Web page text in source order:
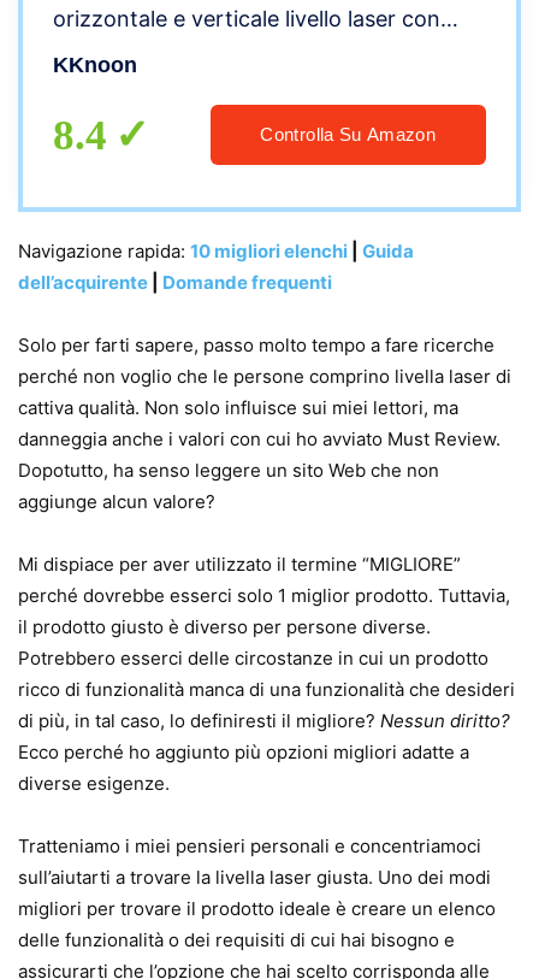
orizzontale e verticale livello laser con
base rotante, telecomando, 2 * batterie
KKnoon
8.4 Controlla Su Amazon
Navigazione rapida: 10 migliori elenchi
Guida
dell’acquirente
Domande frequenti
Solo per farti sapere, passo molto tempo a fare ricerche
perché non voglio che le persone comprino livella laser di
cattiva qualità. Non solo influisce sui miei lettori, ma
danneggia anche i valori con cui ho avviato Must Review.
Dopotutto, ha senso leggere un sito Web che non
aggiunge alcun valore?
Mi dispiace per aver utilizzato il termine “MIGLIORE”
perché dovrebbe esserci solo 1 miglior prodotto. Tuttavia,
il prodotto giusto è diverso per persone diverse.
Potrebbero esserci delle circostanze in cui un prodotto
ricco di funzionalità manca di una funzionalità che desideri
di più, in tal caso, lo definiresti il ​​migliore? Nessun diritto?
Ecco perché ho aggiunto più opzioni migliori adatte a
diverse esigenze.
Tratteniamo i miei pensieri personali e concentriamoci
sull’aiutarti a trovare la livella laser giusta. Uno dei modi
migliori per trovare il prodotto ideale è creare un elenco
delle funzionalità o dei requisiti di cui hai bisogno e
assicurarti che l’opzione che hai scelto corrisponda alle